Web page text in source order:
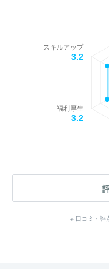
福利厚生
3.2
スキルアップ
3.2
※ 口コミ・評